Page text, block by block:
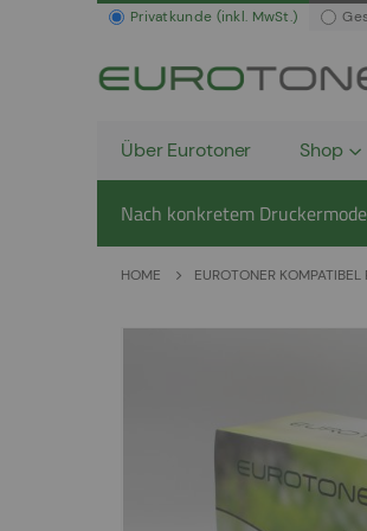
Privatkunde (inkl. MwSt.)
Über Eurotoner Shop
Nach konkretem
HOME EUROTONER
Bildergalerie